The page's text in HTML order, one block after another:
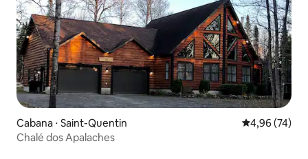
Cabana ⋅ Saint-Quentin 4,96 de uma
4,96 (74)
Chalé dos Apalaches